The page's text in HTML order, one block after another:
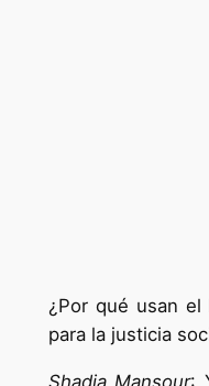
¿Por qué usan
para la justicia
Shadia Mansour: